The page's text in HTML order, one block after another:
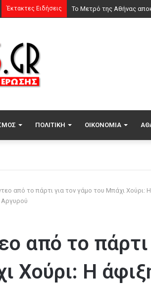
Έκτακτες Ειδήσεις Ανατροπή με Ιωαννίδη
ΠΟΛΙΤΙΚΉ ΟΙΚΟΝΟΜΊΑ
από το πάρτι για τον γάμο του Μπάχι Χούρι:
Αργυρού
από το
Χούρι: Η